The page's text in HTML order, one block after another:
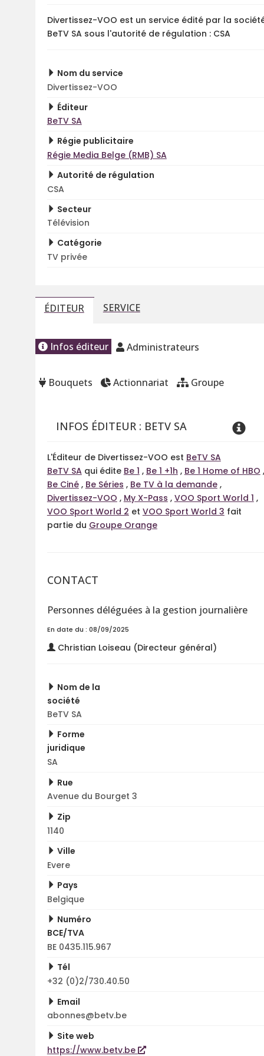
Divertissez-VOO est un service édité par la
BeTV SA sous l'autorité de régulation : CSA
Nom du service
Divertissez-VOO
Éditeur
BeTV SA
Régie publicitaire
Régie Media Belge (RMB) SA
Autorité de régulation
CSA
Secteur
Télévision
Catégorie
TV privée
ÉDITEUR SERVICE
Infos éditeur Administrateurs
Bouquets Actionnariat Groupe
INFOS ÉDITEUR : BETV SA
L'Éditeur de Divertissez-VOO est BeTV SA
BeTV SAqui édite Be 1 , Be 1 +1h , Be 1 Home of HBO ,
Be Ciné, Be Séries , Be TV à la demande,
Divertissez-VOO , My X-Pass , VOO Sport World 1 ,
VOO Sport World 2 et VOO Sport World 3 fait
partie du Groupe Orange
CONTACT
Personnes déléguées à la gestion journalière
En date du : 08/09/2025
Christian Loiseau (Directeur général)
Nom de la
société
BeTV SA
Forme
juridique
SA
Rue
Avenue du Bourget 3
Zip
1140
Ville
Evere
Pays
Belgique
Numéro
BCE/TVA
BE 0435.115.967
Tél
+32 (0)2/730.40.50
Email
abonnes@betv.be
Site web
https://www.betv.be